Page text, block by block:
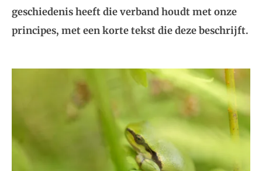
geschiedenis heeft die verband houdt met onze
principes, met een korte tekst die deze beschrijft.